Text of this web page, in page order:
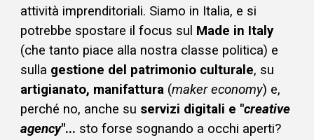
attività imprenditoriali. Siamo in Italia, e si
potrebbe spostare il focus sul Made in Italy
(che tanto piace alla nostra classe politica) e
sulla gestione del patrimonio culturale, su
artigianato, manifattura (makereconomy) e,
perché no, anche su servizi digitali e "creative
agency"... sto forse sognando a occhi aperti?